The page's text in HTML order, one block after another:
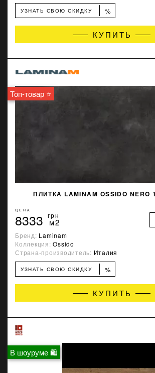
УЗНАТЬ СВОЮ СКИДКУ %
КУПИТЬ
Топ-товар ⭐
ПЛИТКА LAMINAM OSSIDO NERO
ЦЕНА
8333 грн
м2
Бренд: Laminam
Коллекция:Ossido
Страна-производитель: Италия
УЗНАТЬ СВОЮ СКИДКУ %
КУПИТЬ
В шоуруме 🛍